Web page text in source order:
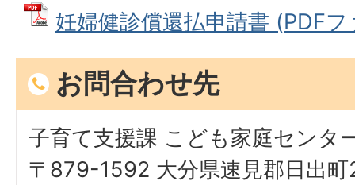
妊婦健診償還払申請書 (PDF
お問合わせ先
子育て支援課 こども家庭センタ
〒879-1592 大分県速見郡日出町